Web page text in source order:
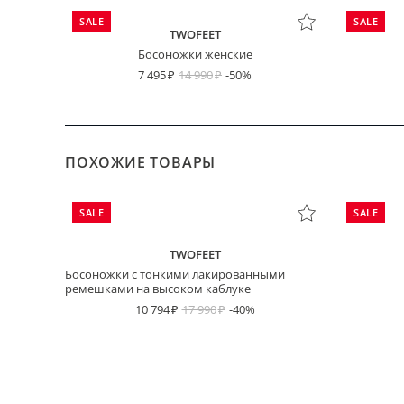
SALE
TWOFEET
Босоножки женские
7 495
14 990 -50%
SALE
ПОХОЖИЕ ТОВАРЫ
SALE
TWOFEET
Босоножки с тонкими лакированными
ремешками на высоком каблуке
10 794
17 990 -40%
SALE